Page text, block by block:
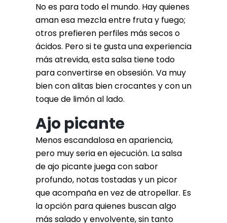
No es para todo el mundo. Hay quienes
aman esa mezcla entre fruta y fuego;
otros prefieren perfiles más secos o
ácidos. Pero si te gusta una experiencia
más atrevida, esta salsa tiene todo
para convertirse en obsesión. Va muy
bien con alitas bien crocantes y con un
toque de limón al lado.
Ajo picante
Menos escandalosa en apariencia,
pero muy seria en ejecución. La salsa
de ajo picante juega con sabor
profundo, notas tostadas y un picor
que acompaña en vez de atropellar. Es
la opción para quienes buscan algo
más salado y envolvente, sin tanto